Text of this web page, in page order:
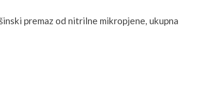
premaz od nitrilne mikropjene, ukupna